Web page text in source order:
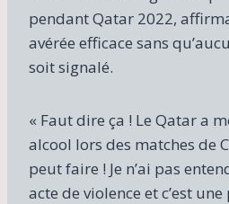
pendant Qatar 2022,
avérée efficace sans
soit signalé.
« Faut dire ça ! Le Qatar a
alcool lors des matches de
peut faire ! Je n’ai pas
acte de violence et c’est